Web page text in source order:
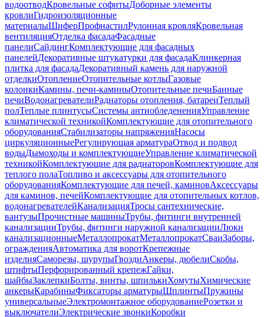
водоотводКровельные софитыДоборные элементы
кровлиГидроизоляционные
материалыШиферПрофнастилРулонная кровляКровельная
вентиляцияОтделка фасадаФасадные
панелиСайдингКомплектующие для фасадных
панелейДекоративные штукатурки для фасадаКлинкерная
плитка для фасадаДекоративный камень для наружной
отделкиОтоплениеОтопительные котлыГазовые
колонкиКамины, печи-каминыОтопительные печиБанные
печиВодонагревателиРадиаторы отопления, батареиТеплый
полТеплые плинтусыСистемы антиобледененияУправление
климатической техникойКомплектующие для отопительного
оборудованияСтабилизаторы напряженияНасосы
циркуляционныеРегулирующая арматураОтвод и подвод
водыДымоходы и комплектующиеУправление климатической
техникойКомплектующие для радиаторовКомплектующие для
теплого полаТопливо и аксессуары для отопительного
оборудованияКомплектующие для печей, каминовАксессуары
для каминов, печейКомплектующие для отопительных котлов,
водонагревателейКанализацияТросы сантехнические,
вантузыПрочистные машиныТрубы, фитинги внутренней
канализацииТрубы, фитинги наружной канализацииЛюки
канализационныеМеталлопрокатМеталлопрокатСваиЗаборы,
огражденияАвтоматика для воротКрепежные
изделияСаморезы, шурупыГвоздиАнкеры, дюбелиСкобы,
штифтыПерфорированный крепежГайки,
шайбыЗаклепкиБолты, винты, шпилькиХомутыХимические
анкерыКарабиныФиксаторы арматурыШплинтыПружины
универсальныеЭлектромонтажное оборудованиеРозетки и
выключателиЭлектрические звонкиКоробки